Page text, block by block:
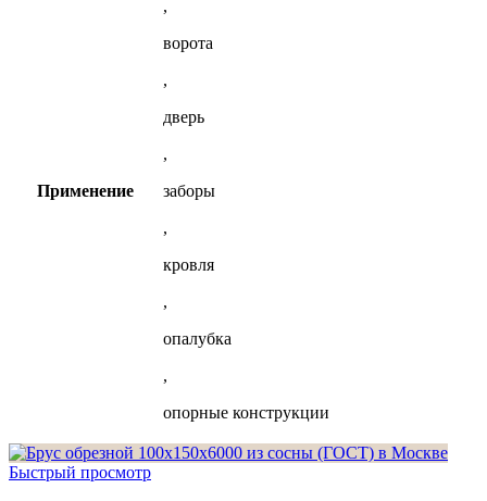
Применение
,
ворота
,
дверь
,
заборы
,
кровля
,
опалубка
,
опорные конструкции
Быстрый просмотр